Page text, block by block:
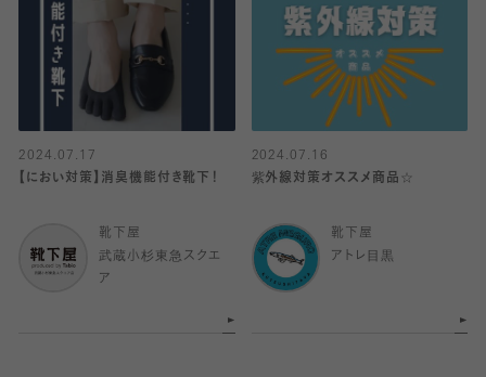
2024.07.17
【におい対策】消臭機能付き靴下！
靴下屋
武蔵小杉東急スクエ
ア
2024.07.16
紫外線対策オススメ商品☆
靴下屋
アトレ目黒